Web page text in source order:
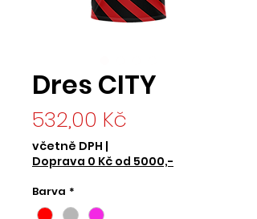
Dres CITY
532,00 Kč
včetně DPH |
Doprava 0 Kč od 5000,-
Barva *